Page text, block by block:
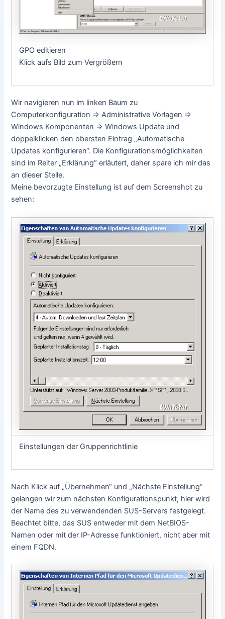
GPO editieren
Klick aufs Bild zum Vergrößern
Wir navigieren nun im linken Baum zu
Computerkonfiguration => Administrative Vorlagen =>
Windows Komponenten => Windows Update und
doppelklicken den obersten Eintrag „Automatische
Updates konfigurieren“. Die Konfigurationsmöglichkeiten
sind im Reiter „Erklärung“ erläutert, daher spare ich mir das
an dieser Stelle.
Meine bevorzugte Einstellung ist auf dem Screenshot zu
sehen:
Einstellungen der Gruppenrichtlinie
Nach Klick auf „Übernehmen“ und „Nächste Einstellung“
gelangen wir zum nächsten Konfigurationspunkt, hier wird
der Name des zu verwendenden SUS-Servers festgelegt.
Beachtet bitte, das SUS entweder mit dem NetBIOS-
Namen oder mit der IP-Adresse funktioniert, nicht aber mit
einem FQDN.